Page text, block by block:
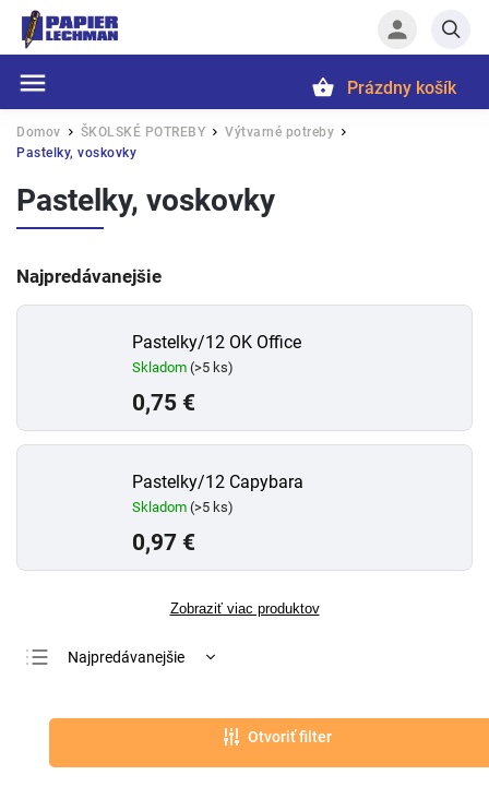
Hľadať
Prázdny košík
Domov / ŠKOLSKÉ POTREBY / Výtvarné potreby /
Pastelky, voskovky
Pastelky, voskovky
Najpredávanejšie
Pastelky/12 OK Office
Skladom (>5 ks)
0,75 €
Pastelky/12 Capybara
Skladom (>5 ks)
0,97 €
Zobraziť viac produktov
Najpredávanejšie
Otvoriť filter